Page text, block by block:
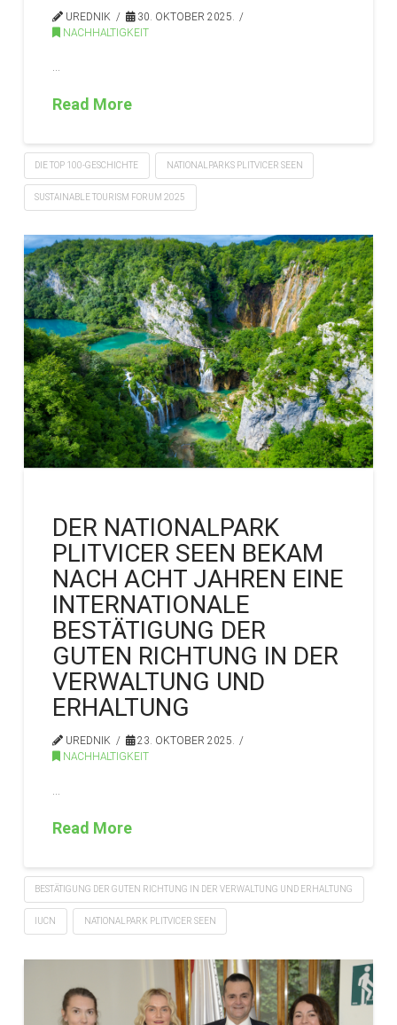
UREDNIK
30. OKTOBER 2025.
NACHHALTIGKEIT
Read More
DIE TOP 100-GESCHICHTE NATIONALPARKS PLITVICER SEEN
SUSTAINABLE TOURISM FORUM 2025
DER NATIONALPARK
PLITVICER SEEN BEKAM
NACH ACHT JAHREN EINE
INTERNATIONALE
BESTÄTIGUNG DER
GUTEN RICHTUNG IN DER
VERWALTUNG UND
ERHALTUNG
UREDNIK
23. OKTOBER 2025.
NACHHALTIGKEIT
Read More
BESTÄTIGUNG DER GUTEN RICHTUNG IN DER VERWALTUNG UND ERHALTUNG
IUCN NATIONALPARK PLITVICER SEEN